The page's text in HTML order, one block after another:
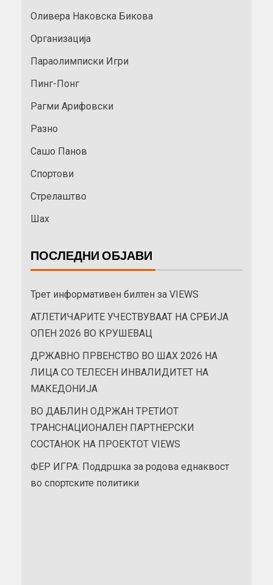
Оливера Наковска Бикова
Организација
Параолимписки Игри
Пинг-Понг
Рагми Арифовски
Разно
Сашо Панов
Спортови
Стрелаштво
Шах
ПОСЛЕДНИ ОБЈАВИ
Трет информативен билтен за VIEWS
АТЛЕТИЧАРИТЕ УЧЕСТВУВААТ НА СРБИЈА
ОПЕН 2026 ВО КРУШЕВАЦ
ДРЖАВНО ПРВЕНСТВО ВО ШАХ 2026 НА
ЛИЦА СО ТЕЛЕСЕН ИНВАЛИДИТЕТ НА
МАКЕДОНИЈА
ВО ДАБЛИН ОДРЖАН ТРЕТИОТ
ТРАНСНАЦИОНАЛЕН ПАРТНЕРСКИ
СОСТАНОК НА ПРОЕКТОТ VIEWS
ФЕР ИГРА: Поддршка за родова еднаквост
во спортските политики